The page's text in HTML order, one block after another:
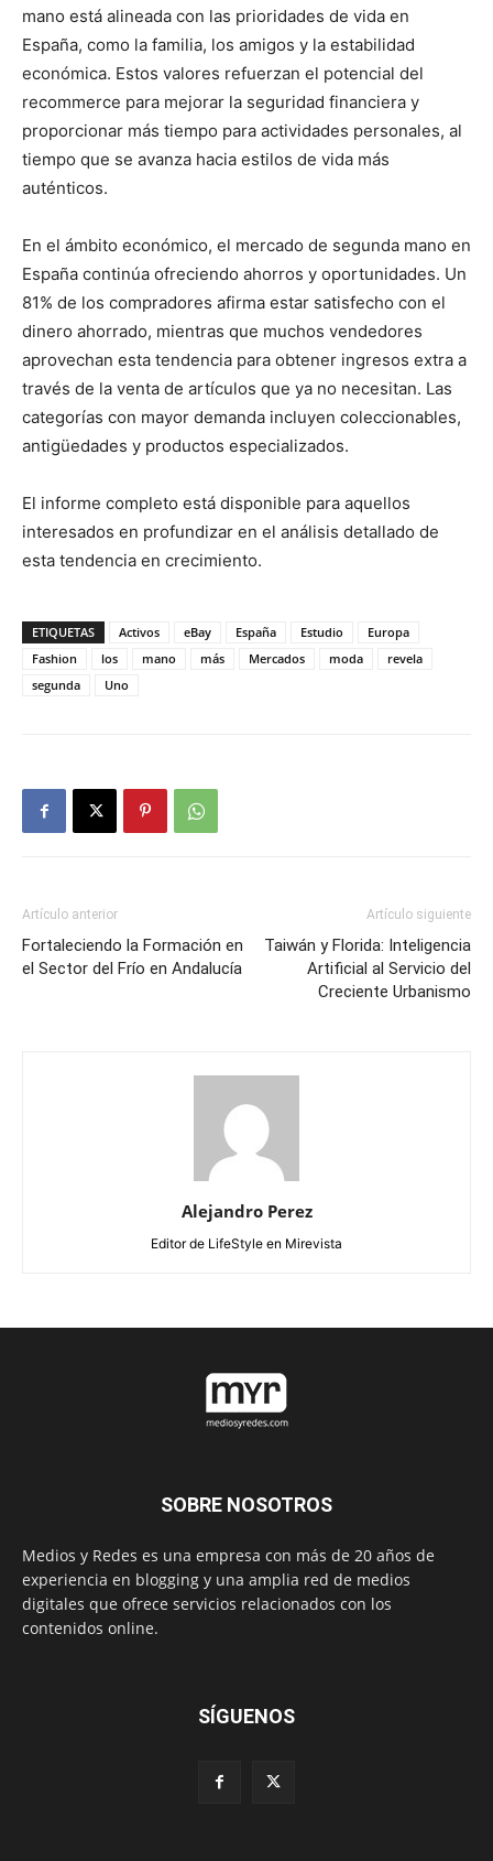
mano está alineada con las prioridades de vida en
España, como la familia, los amigos y la estabilidad
económica. Estos valores refuerzan el potencial del
recommerce para mejorar la seguridad financiera y
proporcionar más tiempo para actividades personales, al
tiempo que se avanza hacia estilos de vida más
auténticos.
En el ámbito económico, el mercado de segunda mano en
España continúa ofreciendo ahorros y oportunidades. Un
81% de los compradores afirma estar satisfecho con el
dinero ahorrado, mientras que muchos vendedores
aprovechan esta tendencia para obtener ingresos extra a
través de la venta de artículos que ya no necesitan. Las
categorías con mayor demanda incluyen coleccionables,
antigüedades y productos especializados.
El informe completo está disponible para aquellos
interesados en profundizar en el análisis detallado de
esta tendencia en crecimiento.
ETIQUETAS Activos eBay España Estudio
Europa
Fashion
los mano más Mercados moda
revela
segunda
Uno
Artículo anterior
Fortaleciendo la Formación en
el Sector del Frío en Andalucía
Artículo siguiente
Taiwán y Florida: Inteligencia
Artificial al Servicio del
Creciente Urbanismo
Alejandro Perez
Editor de LifeStyle en Mirevista
SOBRE NOSOTROS
Medios y Redes es una empresa con más de 20 años de
experiencia en blogging y una amplia red de medios
digitales que ofrece servicios relacionados con los
contenidos online.
SÍGUENOS